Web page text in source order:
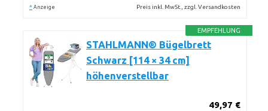
* Anzeige Preis inkl. MwSt., zzgl. Versandkosten
EMPFEHLUNG
STAHLMANN® Bügelbrett
Schwarz [114 × 34 cm]
höhenverstellbar
49,97 €